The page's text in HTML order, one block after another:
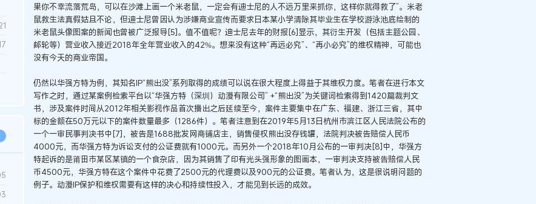
果你不幸流落荒岛，可以在沙滩上画一个米老鼠，一定会有迪士尼的人不远万里来抓你，这样你就得救了”。米老
鼠救生法真假姑且不论，但迪士尼曾因认为涉嫌商业宣传而要求日本某小学清除其毕业生在学校游泳池底绘制的
米老鼠头像图案的新闻也曾被广泛报导[5]。值不值呢？迪士尼去年的财报[6]显示，其衍生开发（包括主题公园、
邮轮等）营业收入接近2018年全年营业收入的42%。想来没有这种“再远必究”、“再小必究”的维权精神，可能也
没有今天的商业帝国。
仍然以华强方特为例，其知名IP“熊出没”系列取得的成绩可以说在很大程度上得益于其维权力度。笔者在进行本文
写作之时，通过某案例检索平台以“华强方特（深圳）动漫有限公司” +“熊出没”为关键词检索得到1420篇裁判文
书，涉及案件时间从2012年相关影视作品首次播出之后延续至今，案件主要集中在广东、福建、浙江三省，其中
标的金额在50万元以下的案件数量最多（1286件）。笔者注意到在2019年5月13日杭州市滨江区人民法院公布的
一个一审民事判决书中[7]，被告是1688批发网商铺店主，销售侵权熊出没存钱罐，法院判决被告赔偿人民币
4000元，而华强方特为诉讼支付的公证费就有1000元。而另外一个2018年10月公布的一审判决[8]中，华强方
特起诉的是莆田市某区某镇的一个食杂店，因为其销售了印有光头强形象的图画本，一审判决支持被告赔偿人民
币4500元，华强方特在这个案件中花费了2500元的代理费以及900元的公证费。笔者认为，这是很说明问题的
例子。动漫IP保护和维权需要有这样的决心和持续性投入，才能见到长远的成效。